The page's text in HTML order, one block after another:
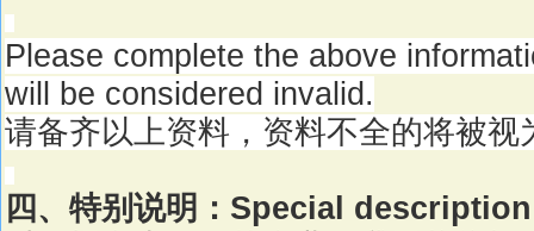
Please complete the above
will be considered invalid.
请备齐以上资料，资料不全的将被视
四、特别说明： Special description